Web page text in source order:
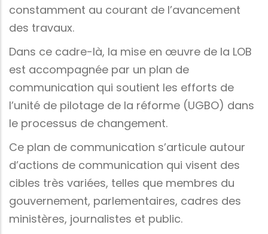
constamment au courant de l’avancement
des travaux.
Dans ce cadre-là, la mise en œuvre de la LOB
est accompagnée par un plan de
communication qui soutient les efforts de
l’unité de pilotage de la réforme (UGBO) dans
le processus de changement.
Ce plan de communication s’articule autour
d’actions de communication qui visent des
cibles très variées, telles que membres du
gouvernement, parlementaires, cadres des
ministères, journalistes et public.